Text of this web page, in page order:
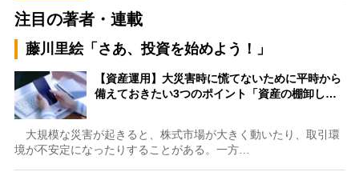
注目の著者・連載
藤川里絵「さあ、投資を始めよう！」
【資産運用】大災害時に慌てないために平時から
備えておきたい3つのポイント「資産の棚卸し…
大規模な災害が起きると、株式市場が大きく動いたり、取引環
境が不安定になったりすることがある。一方…